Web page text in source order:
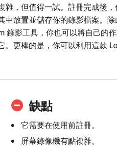
，但值得一試。註冊完成後
放置並儲存你的錄影檔案。
錄影工具，你也可以將自己的
更棒的是，你可以利用這款
缺點
它需要在使用前註冊。
屏幕錄像機有點複雜。